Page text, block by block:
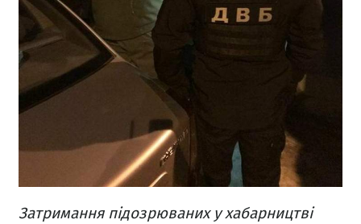
Затримання підозрюваних у хабарництві